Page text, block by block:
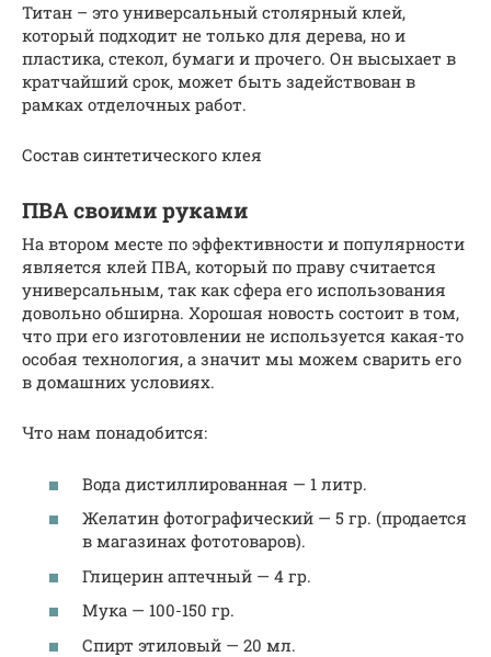
Титан – это универсальный столярный клей,
который подходит не только для дерева, но и
пластика, стекол, бумаги и прочего. Он высыхает в
кратчайший срок, может быть задействован в
рамках отделочных работ.
Состав синтетического клея
ПВА своими руками
На втором месте по эффективности и популярности
является клей ПВА, который по праву считается
универсальным, так как сфера его использования
довольно обширна. Хорошая новость состоит в том,
что при его изготовлении не используется какая-то
особая технология, а значит мы можем сварить его
в домашних условиях.
Что нам понадобится:
Вода дистиллированная — 1 литр.
Желатин фотографический — 5 гр. (продается
в магазинах фототоваров).
Глицерин аптечный — 4 гр.
Мука — 100-150 гр.
Спирт этиловый — 20 мл.